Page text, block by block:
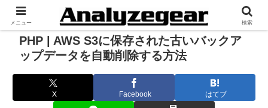
PHP | AWS S3に保存された古いバックア
ップデータを自動削除する方法
X Facebook はてブ
メニュー 検索